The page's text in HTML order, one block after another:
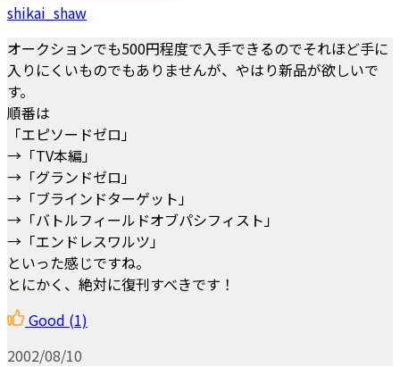
shikai_shaw
オークションでも500円程度で入手できるのでそれほど手に
入りにくいものでもありませんが、やはり新品が欲しいで
す。
順番は
「エピソードゼロ」
→「TV本編」
→「グランドゼロ」
→「ブラインドターゲット」
→「バトルフィールドオブパシフィスト」
→「エンドレスワルツ」
といった感じですね。
とにかく、絶対に復刊すべきです！
Good (1)
2002/08/10